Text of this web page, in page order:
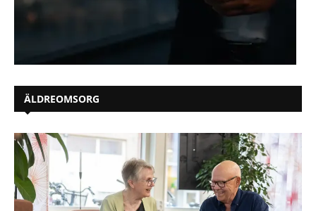
ÄLDREOMSORG